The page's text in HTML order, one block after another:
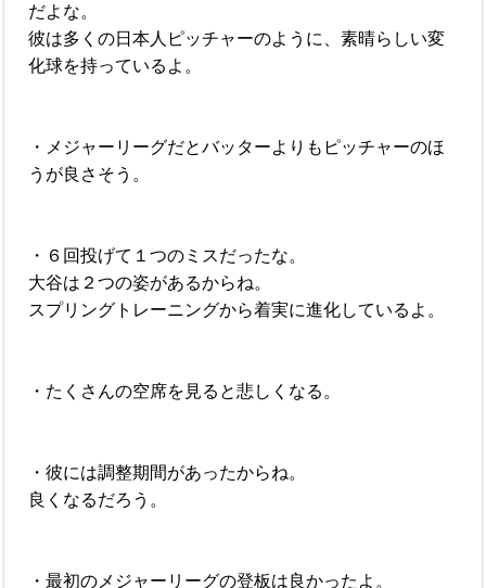
だよな。
彼は多くの日本人ピッチャーのように、素晴らしい変
化球を持っているよ。
・メジャーリーグだとバッターよりもピッチャーのほ
うが良さそう。
・６回投げて１つのミスだったな。
大谷は２つの姿があるからね。
スプリングトレーニングから着実に進化しているよ。
・たくさんの空席を見ると悲しくなる。
・彼には調整期間があったからね。
良くなるだろう。
・最初のメジャーリーグの登板は良かったよ。